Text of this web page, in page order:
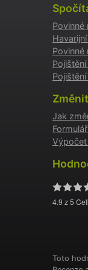
Povinné
Povinné
Jak
4.9 z 5
Toto